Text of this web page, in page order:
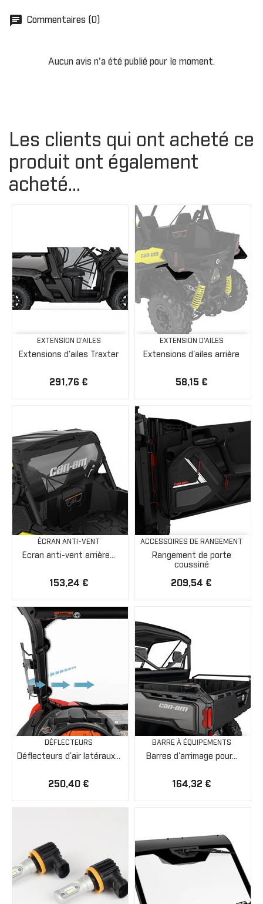
chat Commentaires (0)
Aucun avis n'a été publié pour le moment.
Les clients qui ont acheté ce
produit ont également
acheté...
EXTENSION D'AILES
Extensions d'ailes Traxter
291,76 €
EXTENSION D'AILES
Extensions d'ailes arrière
58,15 €
ÉCRAN ANTI-VENT
Écran anti-vent arrière...
153,24 €
ACCESSOIRES DE RANGEMENT
Rangement de porte
coussiné
209,54 €
DÉFLECTEURS
Déflecteurs d'air latéraux...
250,40 €
BARRE À ÉQUIPEMENTS
Barres d'arrimage pour...
164,32 €